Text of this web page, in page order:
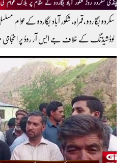
لوڈشیڈنگ کے خلاف جے ایس آر روڈ پر احتجاجی
قسم کی ٹریفک کے لئے بند۔۔ مزید اپڈیٹس
سبسکرائب کریں